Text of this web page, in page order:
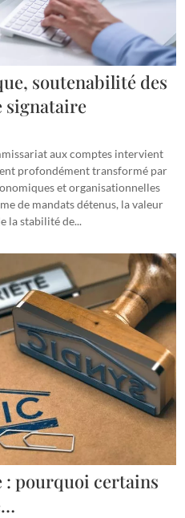
soutenabilité des
signataire
aux comptes intervient
profondément transformé par
et organisationnelles
de mandats détenus, la valeur
la stabilité de...
: pourquoi certains